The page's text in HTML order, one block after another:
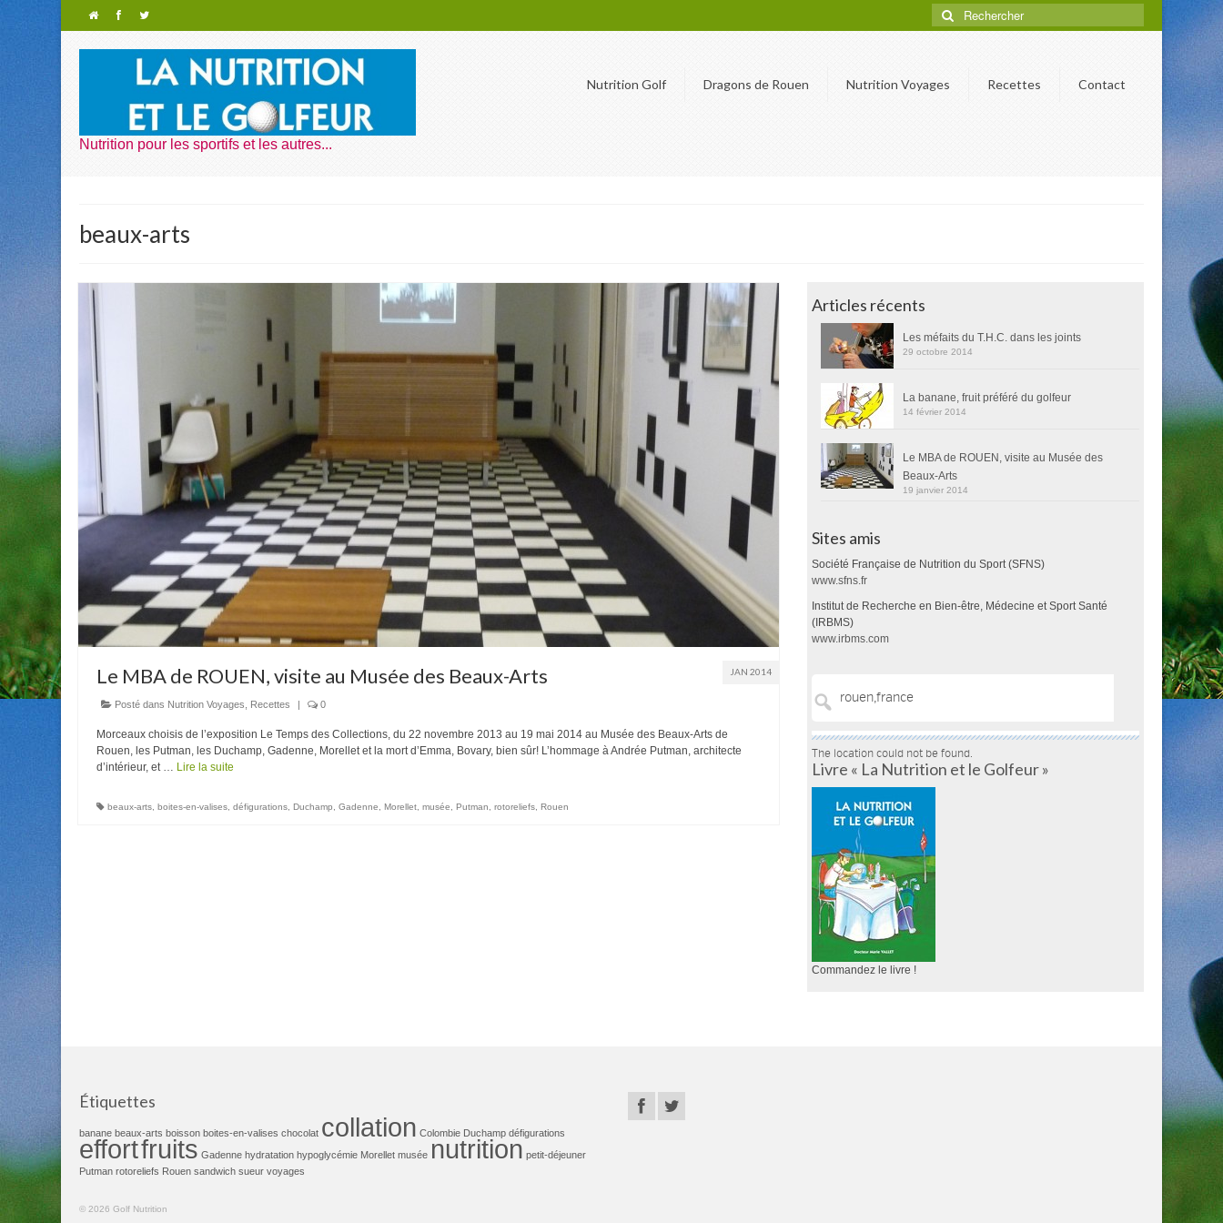
Nutrition pour les sportifs et les autres...
Nutrition Golf Dragons de Rouen Nutrition Voyages Recettes Contact
beaux-arts
JAN 2014
Le MBA de ROUEN, visite au Musée des Beaux-Arts
Posté dans Nutrition Voyages Recettes | 0
Morceaux choisis de l’exposition Le Temps des Collections, du 22 novembre 2013 au 19 mai 2014 au Musée des Beaux-Arts de
Rouen, les Putman, les Duchamp, Gadenne, Morellet et la mort d’Emma, Bovary, bien sûr! L’hommage à Andrée Putman, architecte
d’intérieur, et … Lire la suite
beaux-arts boites-en-valises défigurations Duchamp Gadenne Morellet musée Putman rotoreliefs Rouen
Articles récents
Les méfaits du T.H.C. dans les joints
29 octobre 2014
La banane, fruit préféré du golfeur
14 février 2014
Le MBA de ROUEN, visite au Musée des
Beaux-Arts
19 janvier 2014
Sites amis
Société Française de Nutrition du Sport (SFNS)
www.sfns.fr
Institut de Recherche en Bien-être, Médecine et Sport Santé
(IRBMS)
www.irbms.com
The location could not be found.
Livre « La Nutrition et le Golfeur »
Commandez le livre !
Étiquettes
banane beaux-arts boisson boites-en-valises chocolat collation Colombie Duchamp défigurations
effortfruits Gadenne hydratation hypoglycémie Morellet musée nutrition petit-déjeuner
Putman rotoreliefs Rouen sandwich sueur voyages
© 2026 Golf Nutrition